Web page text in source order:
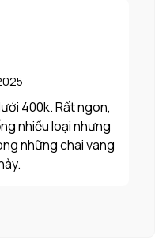
400k. Rất ngon,
nhiều loại nhưng
những chai vang